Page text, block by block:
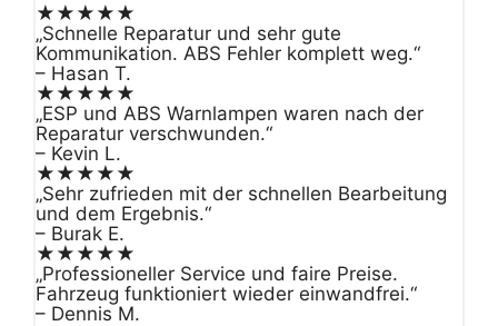
★★★★★
„Schnelle Reparatur und sehr gute
Kommunikation. ABS Fehler komplett weg.“
– Hasan T.
★★★★★
„ESP und ABS Warnlampen waren nach der
Reparatur verschwunden.“
– Kevin L.
★★★★★
„Sehr zufrieden mit der schnellen Bearbeitung
und dem Ergebnis.“
– Burak E.
★★★★★
„Professioneller Service und faire Preise.
Fahrzeug funktioniert wieder einwandfrei.“
– Dennis M.